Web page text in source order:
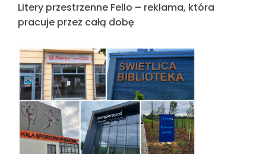
Litery przestrzenne Fello – reklama, która
pracuje przez całą dobę